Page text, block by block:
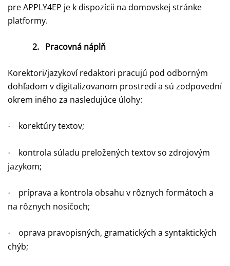
pre APPLY4EP je k dispozícii na domovskej stránke
platformy.
2. Pracovná náplň
Korektori/jazykoví redaktori pracujú pod odborným
dohľadom v digitalizovanom prostredí a sú zodpovední
okrem iného za nasledujúce úlohy:
· korektúry textov;
·
kontrola súladu preložených textov so zdrojovým
jazykom;
·
príprava a kontrola obsahu v rôznych formátoch a
na rôznych nosičoch;
·
oprava pravopisných, gramatických a syntaktických
chýb;